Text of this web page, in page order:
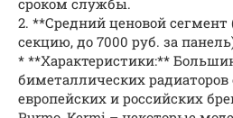
сроком службы.
2. **Средний ценовой сегмент
секцию, до 7000 руб. за
* **Характеристики:**
биметаллических
европейских и российских